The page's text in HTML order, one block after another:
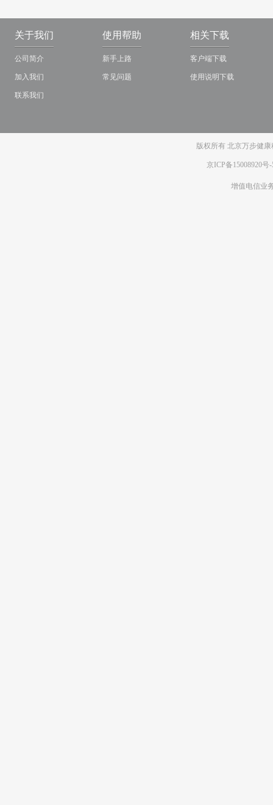
关于我们
公司简介
加入我们
联系我们
使用帮助
新手上路
常见问题
相关下载
客户端下载
使用说明下载
版权所有 北京万步健
京ICP备15008920号-
增值电信业